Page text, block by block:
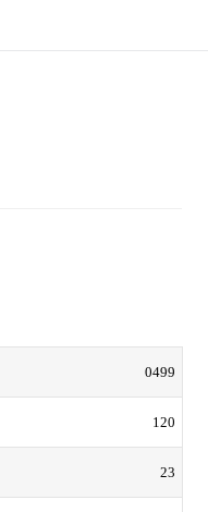
0499
120
23